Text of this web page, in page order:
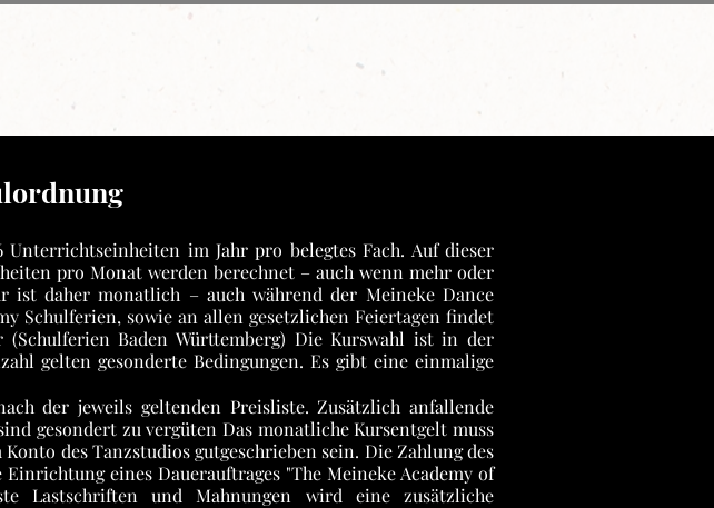
im Jahr pro belegtes Fach. Auf dieser
pro Monat werden berechnet – auch wenn mehr oder
daher monatlich – auch während der Meineke Dance
Schulferien, sowie an allen gesetzlichen Feiertagen findet
Baden Württemberg) Die Kurswahl ist in der
gelten gesonderte Bedingungen. Es gibt eine einmalige
der jeweils geltenden Preisliste. Zusätzlich anfallende
gesondert zu vergüten Das monatliche Kursentgelt muss
des Tanzstudios gutgeschrieben sein. Die Zahlung des
eines Dauerauftrages "The Meineke Academy of
Lastschriften und Mahnungen wird eine zusätzliche